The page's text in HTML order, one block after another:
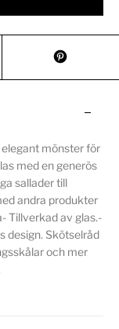
mönster för
med en generös
sallader till
andra produkter
Tillverkad av glas.-
design. Skötselråd
och mer